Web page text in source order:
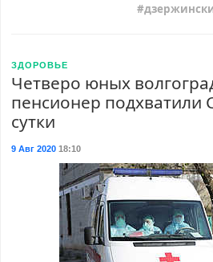
ЗДОРОВЬЕ
Четверо юных
пенсионер подхватили
сутки
9 Авг 202018:10